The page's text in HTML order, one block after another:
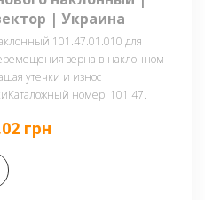
| Украина
101.47.01.010 для
зерна в наклонном
утечки и износ
номер: 101.47.
грн